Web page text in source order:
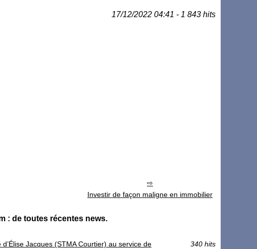
17/12/2022 04:41 - 1 843 hits
Investir de façon maligne en immobilier
: de toutes récentes news.
Jacques (STMA Courtier) au service de
340 hits